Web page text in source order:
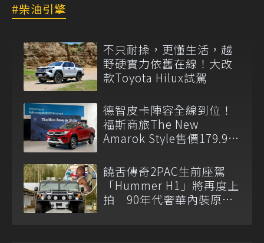
柴油引擎
不只耐操，更懂生活，越
野硬實力依舊在線！大改
款Toyota Hilux試駕
德智皮卡陣容全線到位！
福斯商旅The New
Amarok Style售價179.9萬
饒舌傳奇2PAC生前座駕
「Hummer H1」將再度上
拍 90年代奢華內裝原汁